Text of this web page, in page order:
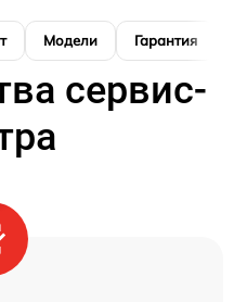
Модели Гарантия
сервис-